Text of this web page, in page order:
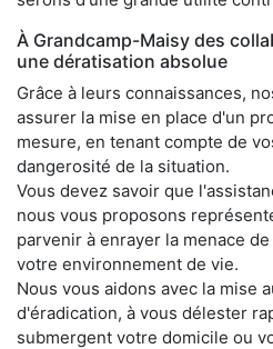
À Grandcamp-Maisy des
une dératisation absolue
Grâce à leurs connaissances,
assurer la mise en place d'un
mesure, en tenant compte de
dangerosité de la situation.
Vous devez savoir que
nous vous proposons
parvenir à enrayer la menace
votre environnement de vie.
Nous vous aidons avec la mise
d'éradication, à vous délester
submergent votre domicile ou